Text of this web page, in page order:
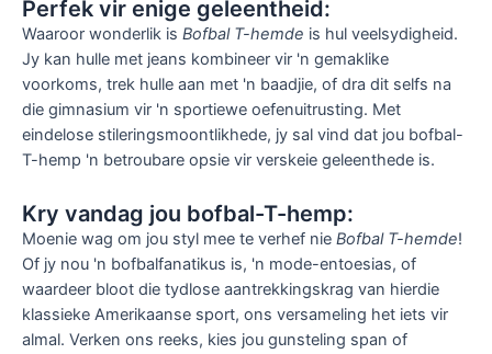
Perfek vir enige geleentheid:
Waaroor wonderlik is Bofbal T-hemde is hul veelsydigheid.
Jy kan hulle met jeans kombineer vir 'n gemaklike
voorkoms, trek hulle aan met 'n baadjie, of dra dit selfs na
die gimnasium vir 'n sportiewe oefenuitrusting. Met
eindelose stileringsmoontlikhede, jy sal vind dat jou bofbal-
T-hemp 'n betroubare opsie vir verskeie geleenthede is.
Kry vandag jou bofbal-T-hemp:
Moenie wag om jou styl mee te verhef nie Bofbal T-hemde!
Of jy nou 'n bofbalfanatikus is, 'n mode-entoesias, of
waardeer bloot die tydlose aantrekkingskrag van hierdie
klassieke Amerikaanse sport, ons versameling het iets vir
almal. Verken ons reeks, kies jou gunsteling span of